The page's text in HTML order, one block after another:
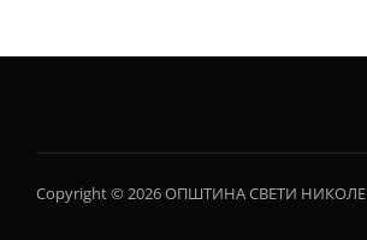
Copyright © 2026 ОПШТИНА СВЕТИ НИКОЛЕ